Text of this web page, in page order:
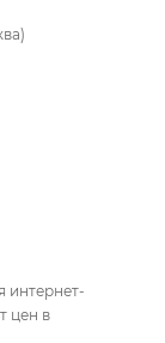
интернет-
цен в